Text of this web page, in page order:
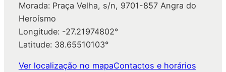
Morada: Praça Velha, s/n, 9701-857 Angra do
Heroísmo
Longitude: -27.21974802°
Latitude: 38.65510103°
Ver localização no mapaContactos e horários